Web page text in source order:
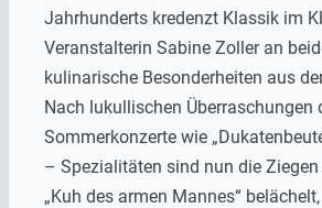
Jahrhunderts kredenzt Klassik im
Veranstalterin Sabine Zoller an
kulinarische Besonderheiten aus
Nach lukullischen Überraschungen
Sommerkonzerte wie
– Spezialitäten sind nun die
„Kuh des armen Mannes“